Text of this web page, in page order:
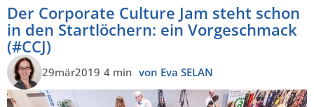
Der Corporate Culture Jam steht schon
in den Startlöchern: ein Vorgeschmack
(#CCJ)
29mär2019 4 min von Eva SELAN